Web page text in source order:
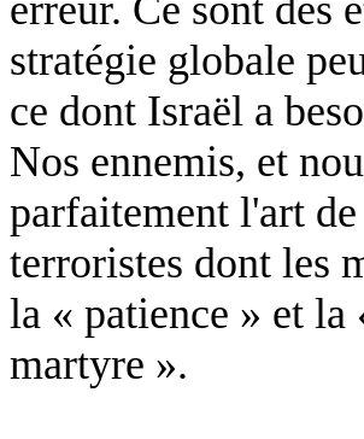
stratégie globale
ce dont Israël a
Nos ennemis, et
parfaitement l'art
terroristes dont les
la « patience » et
martyre ».